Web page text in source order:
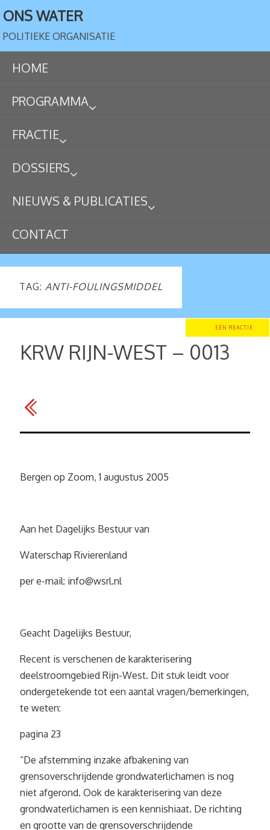
ONS WATER
POLITIEKE ORGANISATIE
HOME
PROGRAMMA
FRACTIE
DOSSIERS
NIEUWS & PUBLICATIES
CONTACT
TAG: ANTI-FOULINGSMIDDEL
EÉN REACTIE
KRW RIJN-WEST – 0013
Bergen op Zoom, 1 augustus 2005
Aan het Dagelijks Bestuur van
Waterschap Rivierenland
per e-mail: info@wsrl.nl
Geacht Dagelijks Bestuur,
Recent is verschenen de karakterisering
deelstroomgebied Rijn-West. Dit stuk leidt voor
ondergetekende tot een aantal vragen/bemerkingen,
te weten:
pagina 23
“De afstemming inzake afbakening van
grensoverschrijdende grondwaterlichamen is nog
niet afgerond. Ook de karakterisering van deze
grondwaterlichamen is een kennishiaat. De richting
en grootte van de grensoverschrijdende